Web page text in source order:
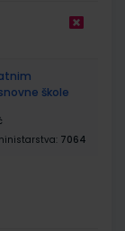
škole
7064